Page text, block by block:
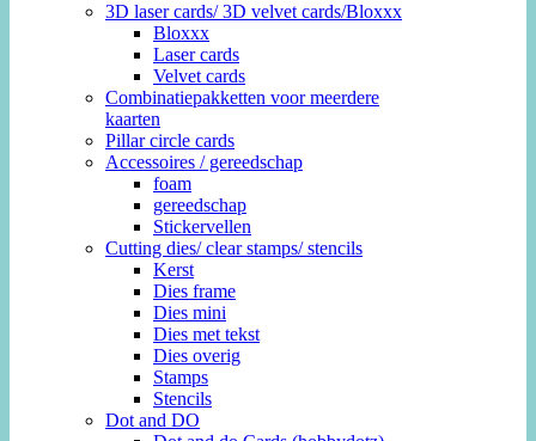
3D laser cards/ 3D velvet cards/Bloxxx
Bloxxx
Laser cards
Velvet cards
Combinatiepakketten voor meerdere
kaarten
Pillar circle cards
Accessoires / gereedschap
foam
gereedschap
Stickervellen
Cutting dies/ clear stamps/ stencils
Kerst
Dies frame
Dies mini
Dies met tekst
Dies overig
Stamps
Stencils
Dot and DO